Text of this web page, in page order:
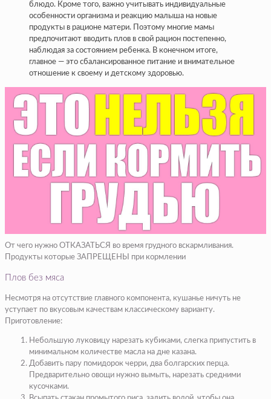
блюдо. Кроме того, важно учитывать индивидуальные
особенности организма и реакцию малыша на новые
продукты в рационе матери. Поэтому многие мамы
предпочитают вводить плов в свой рацион постепенно,
наблюдая за состоянием ребенка. В конечном итоге,
главное — это сбалансированное питание и внимательное
отношение к своему и детскому здоровью.
От чего нужно ОТКАЗАТЬСЯ во время грудного вскармливания.
Продукты которые ЗАПРЕЩЕНЫ при кормлении
Плов без мяса
Несмотря на отсутствие главного компонента, кушанье ничуть не
уступает по вкусовым качествам классическому варианту.
Приготовление:
Небольшую луковицу нарезать кубиками, слегка припустить в
минимальном количестве масла на дне казана.
Добавить пару помидорок черри, два болгарских перца.
Предварительно овощи нужно вымыть, нарезать средними
кусочками.